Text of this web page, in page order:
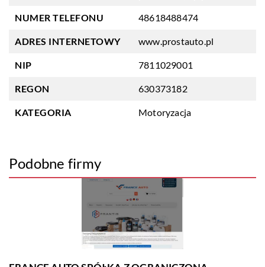
NUMER TELEFONU 48618488474
ADRES INTERNETOWY www.prostauto.pl
NIP 7811029001
REGON 630373182
KATEGORIA Motoryzacja
Podobne firmy